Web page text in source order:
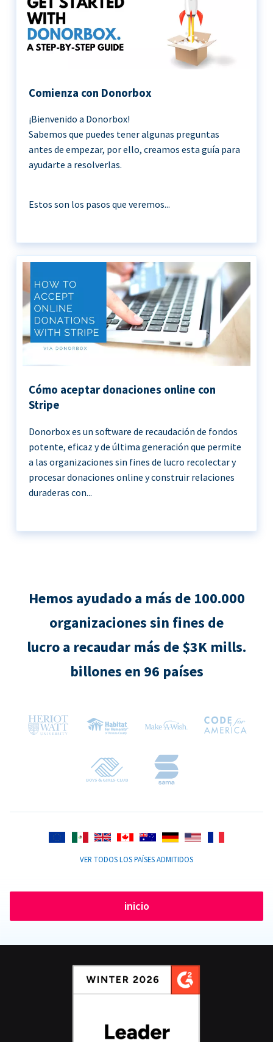
Comienza con Donorbox
¡Bienvenido a Donorbox!
Sabemos que puedes tener algunas preguntas
antes de empezar, por ello, creamos esta guía para
ayudarte a resolverlas.
Estos son los pasos que veremos...
Cómo aceptar donaciones online con
Stripe
Donorbox es un software de recaudación de fondos
potente, eficaz y de última generación que permite
a las organizaciones sin fines de lucro recolectar y
procesar donaciones online y construir relaciones
duraderas con...
Hemos ayudado a más de 100.000
organizaciones sin fines de
lucro a recaudar más de $3K mills.
billones en 96 países
VER TODOS LOS PAÍSES ADMITIDOS
inicio